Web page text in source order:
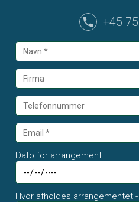
+45
Dato for arrangement
Hvor afholdes arrangementet